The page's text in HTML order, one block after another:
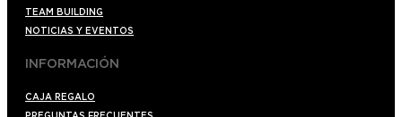
TEAM BUILDING
NOTICIAS Y EVENTOS
INFORMACIÓN
CAJA REGALO